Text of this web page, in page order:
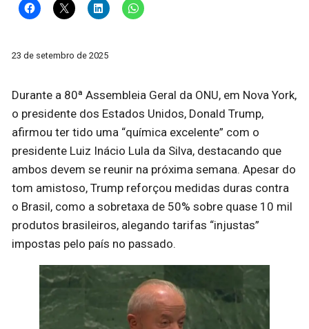
23 de setembro de 2025
Durante a 80ª Assembleia Geral da ONU, em Nova York,
o presidente dos Estados Unidos, Donald Trump,
afirmou ter tido uma “química excelente” com o
presidente Luiz Inácio Lula da Silva, destacando que
ambos devem se reunir na próxima semana. Apesar do
tom amistoso, Trump reforçou medidas duras contra
o Brasil, como a sobretaxa de 50% sobre quase 10 mil
produtos brasileiros, alegando tarifas “injustas”
impostas pelo país no passado.